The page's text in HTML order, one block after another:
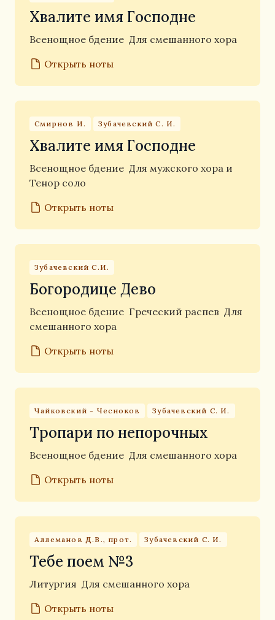
Хвалите имя Господне
Всенощное бдение Для смешанного хора
Открыть ноты
Смирнов И. Зубачевский С. И.
Хвалите имя Господне
Всенощное бдение Для мужского хора и
Тенор соло
Открыть ноты
Зубачевский С.И.
Богородице Дево
Всенощное бдение Греческий распев Для
смешанного хора
Открыть ноты
Чайковский - Чесноков Зубачевский С. И.
Тропари по непорочных
Всенощное бдение Для смешанного хора
Открыть ноты
Аллеманов Д.В., прот. Зубачевский С. И.
Тебе поем №3
Литургия Для смешанного хора
Открыть ноты